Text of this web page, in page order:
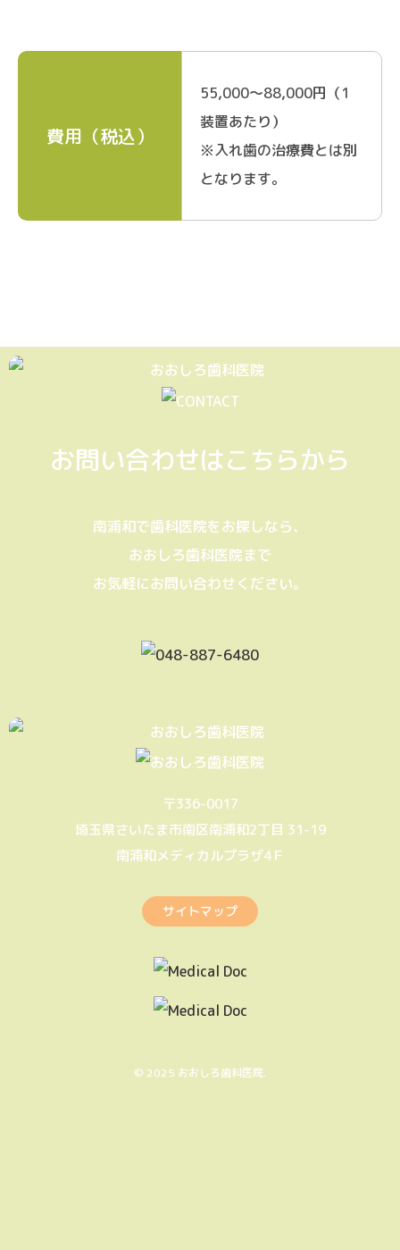
費用（税込）
55,000～88,000円（1
装置あたり）
※入れ歯の治療費とは別
となります。
お問い合わせはこちらから
南浦和で歯科医院をお探しなら、
おおしろ歯科医院まで
お気軽にお問い合わせください。
〒336-0017
埼玉県さいたま市南区南浦和2丁目 31-19
南浦和メディカルプラザ4Ｆ
サイトマップ
© 2025 おおしろ歯科医院.